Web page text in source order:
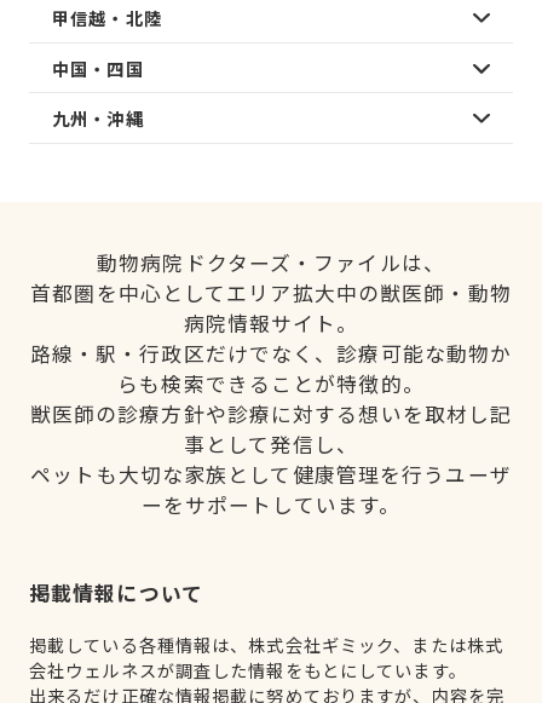
甲信越・北陸
中国・四国
九州・沖縄
動物病院ドクターズ・ファイルは、
首都圏を中心としてエリア拡大中の獣医師・動物
病院情報サイト。
路線・駅・行政区だけでなく、診療可能な動物か
らも検索できることが特徴的。
獣医師の診療方針や診療に対する想いを取材し記
事として発信し、
ペットも大切な家族として健康管理を行うユーザ
ーをサポートしています。
掲載情報について
掲載している各種情報は、株式会社ギミック、または株式
会社ウェルネスが調査した情報をもとにしています。
出来るだけ正確な情報掲載に努めておりますが、内容を完